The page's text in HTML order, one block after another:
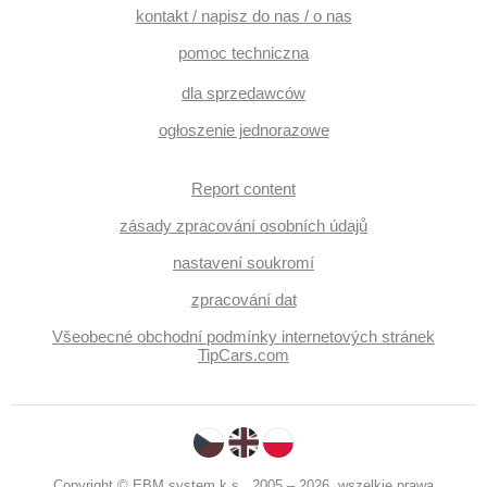
kontakt / napisz do nas / o nas
pomoc techniczna
dla sprzedawców
ogłoszenie jednorazowe
Report content
zásady zpracování osobních údajů
nastavení soukromí
zpracování dat
Všeobecné obchodní podmínky internetových stránek
TipCars.com